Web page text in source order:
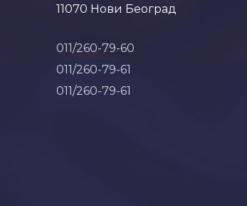
11070 Нови Београд
011/260-79-60
011/260-79-61
011/260-79-61